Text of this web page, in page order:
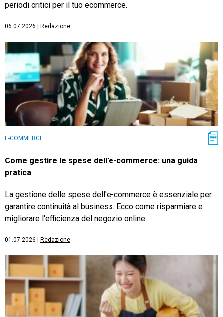
periodi critici per il tuo ecommerce.
06.07.2026 Redazione
E-COMMERCE
Come gestire le spese dell’e-commerce: una guida
pratica
La gestione delle spese dell'e-commerce è essenziale per
garantire continuità al business. Ecco come risparmiare e
migliorare l'efficienza del negozio online.
01.07.2026 Redazione